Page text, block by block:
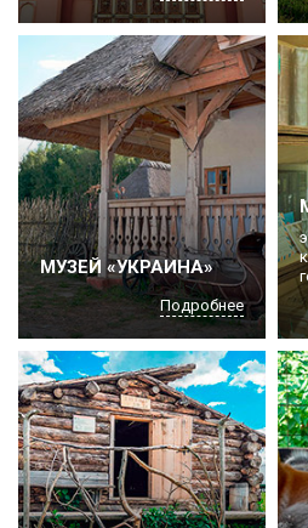
МУЗЕЙ «УКРАИНА»
Подробнее